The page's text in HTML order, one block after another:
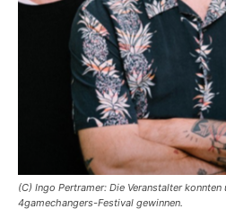
(C) Ingo Pertramer: Die Veranstalter
4gamechangers-Festival gewinnen.